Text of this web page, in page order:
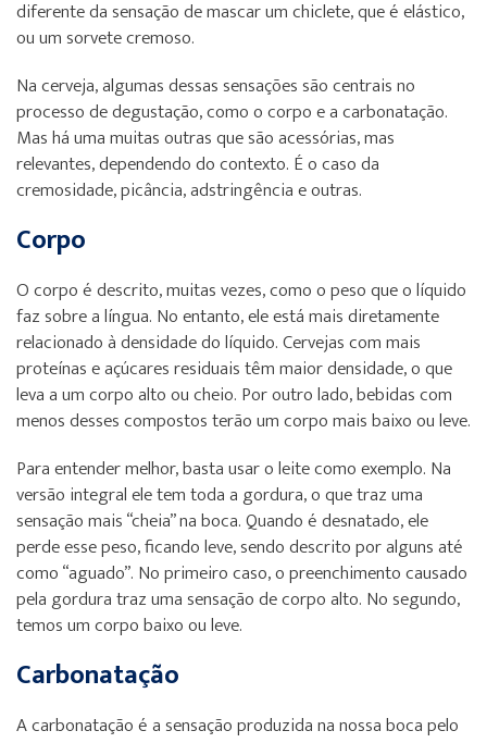
diferente da sensação de mascar um chiclete, que é elástico,
ou um sorvete cremoso.
Na cerveja, algumas dessas sensações são centrais no
processo de degustação, como o corpo e a carbonatação.
Mas há uma muitas outras que são acessórias, mas
relevantes, dependendo do contexto. É o caso da
cremosidade, picância, adstringência e outras.
Corpo
O corpo é descrito, muitas vezes, como o peso que o líquido
faz sobre a língua. No entanto, ele está mais diretamente
relacionado à densidade do líquido. Cervejas com mais
proteínas e açúcares residuais têm maior densidade, o que
leva a um corpo alto ou cheio. Por outro lado, bebidas com
menos desses compostos terão um corpo mais baixo ou leve.
Para entender melhor, basta usar o leite como exemplo. Na
versão integral ele tem toda a gordura, o que traz uma
sensação mais “cheia” na boca. Quando é desnatado, ele
perde esse peso, ficando leve, sendo descrito por alguns até
como “aguado”. No primeiro caso, o preenchimento causado
pela gordura traz uma sensação de corpo alto. No segundo,
temos um corpo baixo ou leve.
Carbonatação
A carbonatação é a sensação produzida na nossa boca pelo